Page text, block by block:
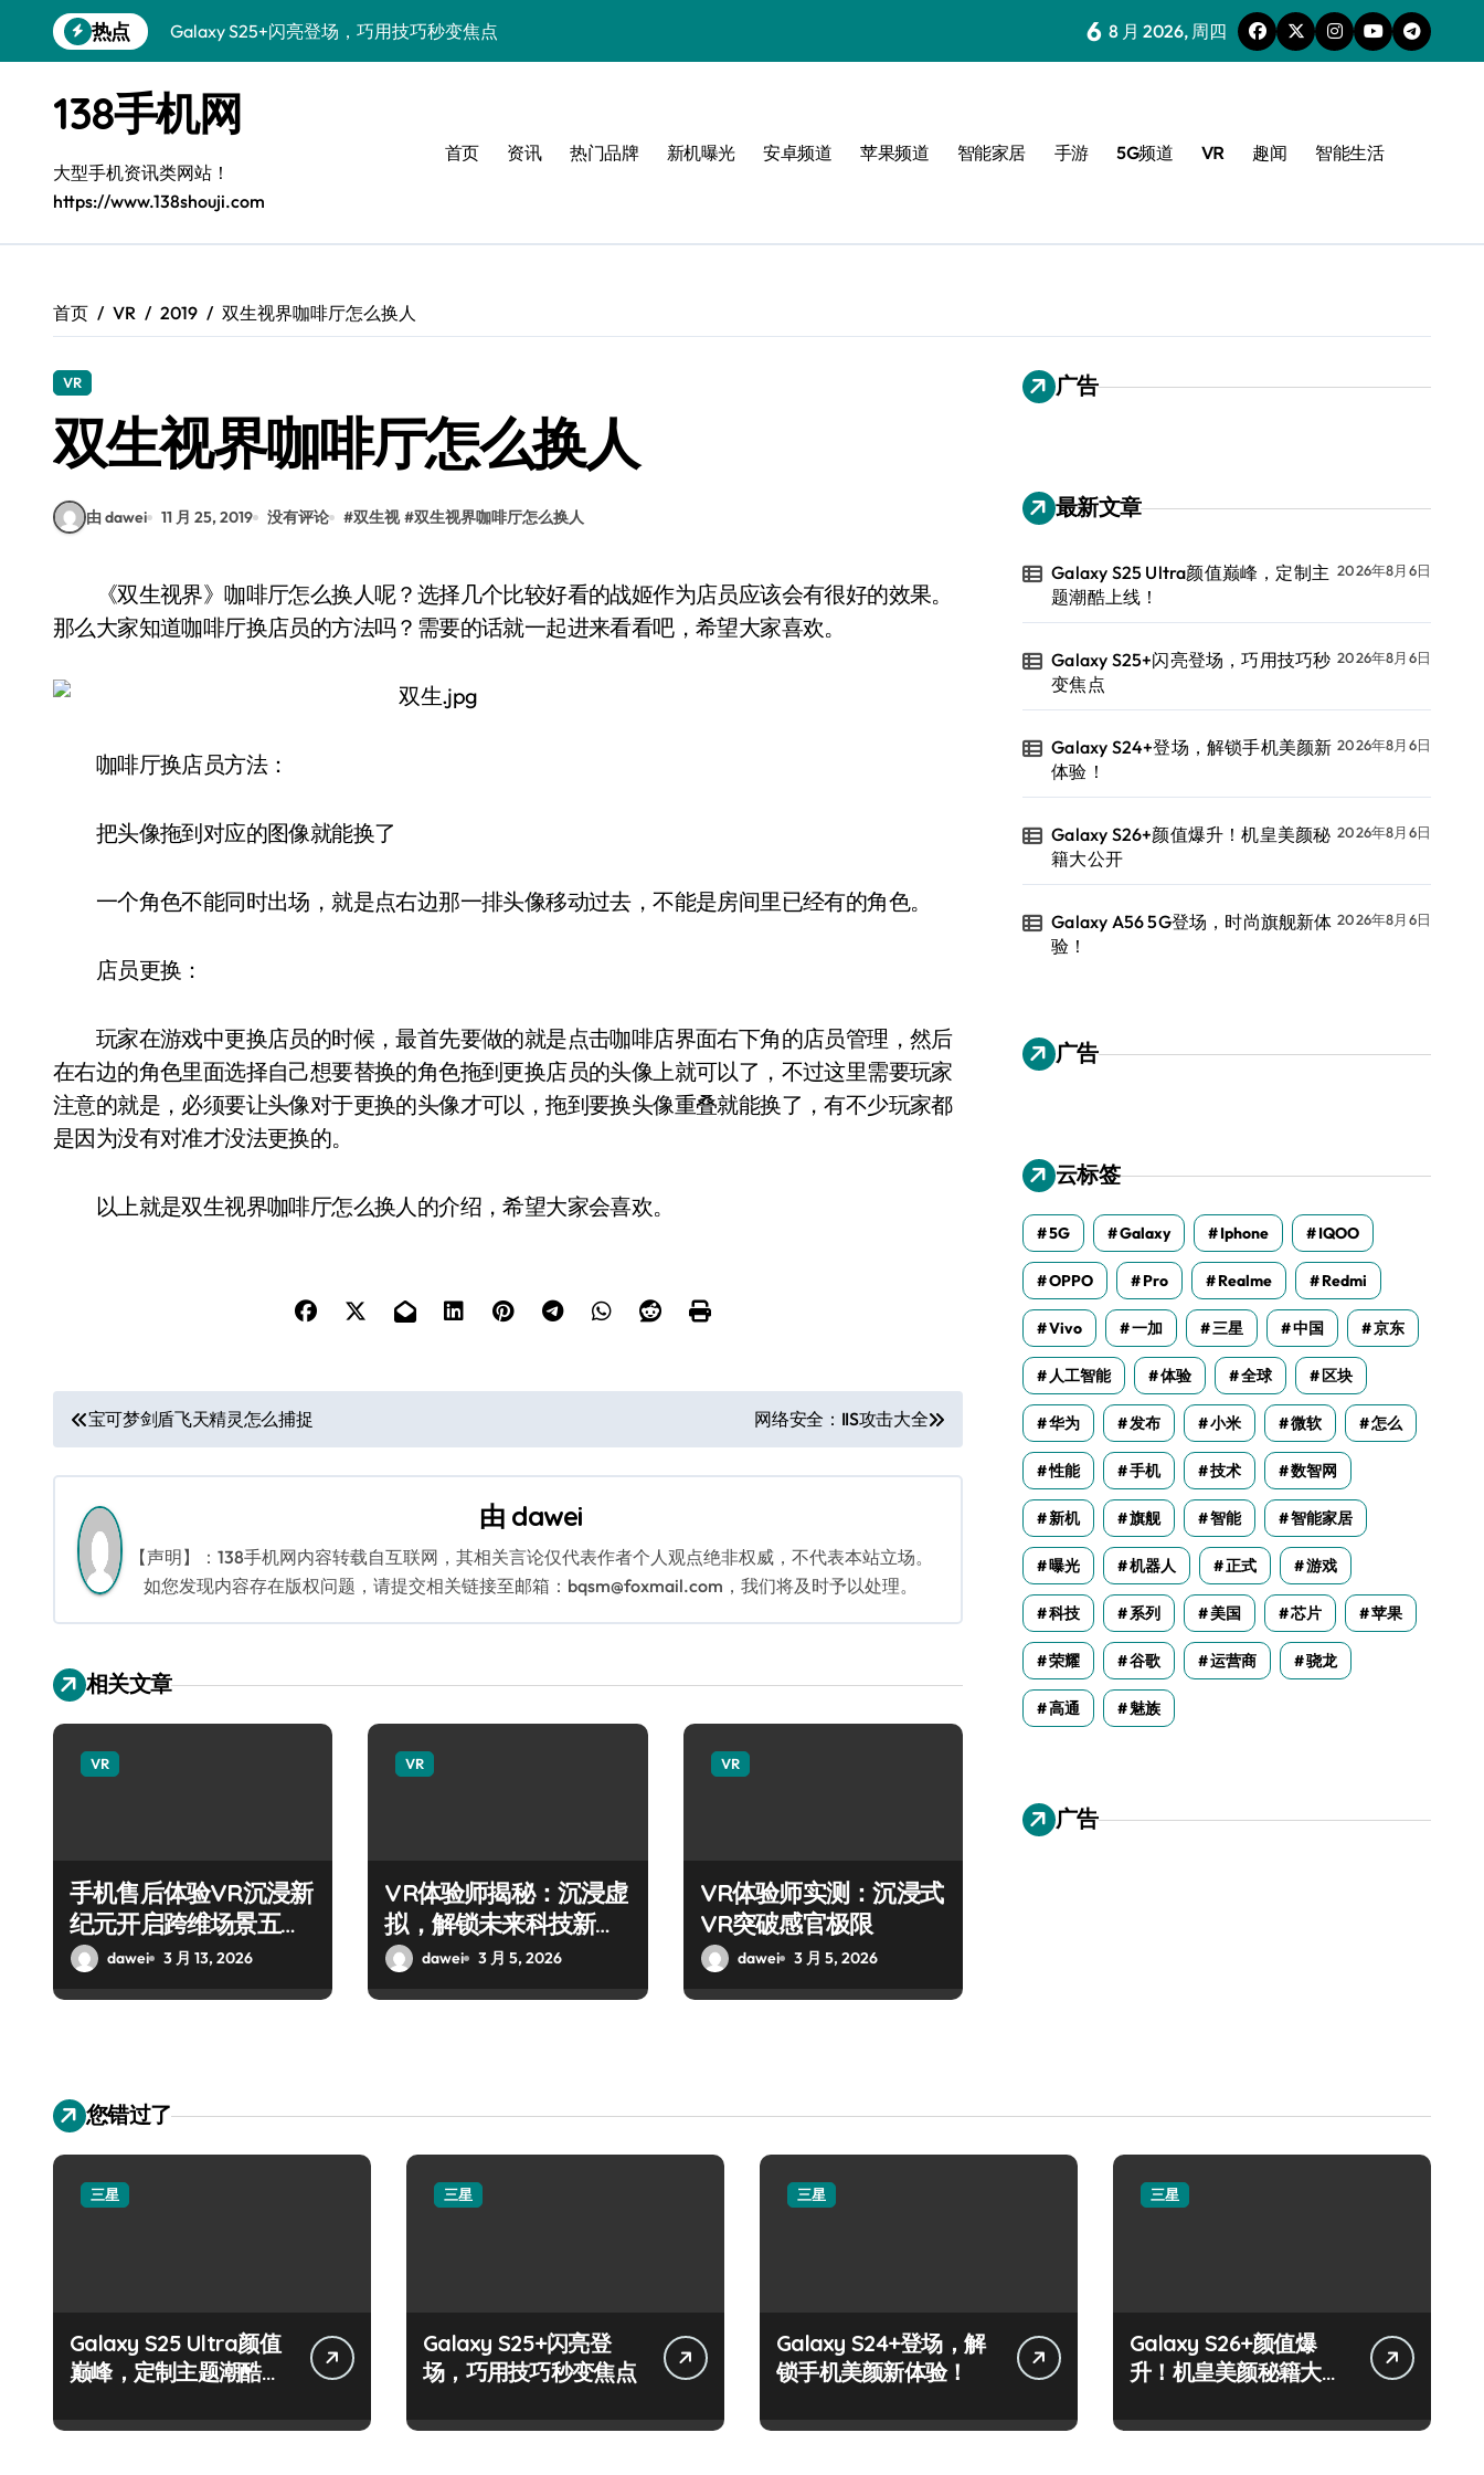
到
热点
Galaxy S25+闪亮登场，巧用技巧秒变焦点
Galaxy S26+颜值爆升！机皇美颜秘籍大公开
Galaxy A56 5G登场，时尚旗舰新体验！
三星S26售后指南：个性美化一键搞定
Galaxy S25美颜秘籍，个性定制炫酷玩法
Galaxy C55 5G登场，演绎三星美学新巅峰
Galaxy S25 Ultra颜值巅峰，定制主题潮酷上线！
6 8 月 2026, 周四
138手机网
大型手机资讯类网站！
https://www.138shouji.com
首页 资讯 热门品牌 新机曝光 安卓频道 苹果频道 智能家居 手游 5G频道 VR 趣闻 智能生活
首页 VR 2019 双生视界咖啡厅怎么换人
VR
双生视界咖啡厅怎么换人
由 dawei 11 月 25, 2019 没有评论 #双生视 #双生视界咖啡厅怎么换人
《双生视界》咖啡厅怎么换人呢？选择几个比较好看的战姬作为店员应该会有很好的效果。
那么大家知道咖啡厅换店员的方法吗？需要的话就一起进来看看吧，希望大家喜欢。
咖啡厅换店员方法：
把头像拖到对应的图像就能换了
一个角色不能同时出场，就是点右边那一排头像移动过去，不能是房间里已经有的角色。
店员更换：
玩家在游戏中更换店员的时候，最首先要做的就是点击咖啡店界面右下角的店员管理，然后
在右边的角色里面选择自己想要替换的角色拖到更换店员的头像上就可以了，不过这里需要玩家
注意的就是，必须要让头像对于更换的头像才可以，拖到要换头像重叠就能换了，有不少玩家都
是因为没有对准才没法更换的。
以上就是双生视界咖啡厅怎么换人的介绍，希望大家会喜欢。
文
章
导
航
宝可梦剑盾飞天精灵怎么捕捉 网络安全：IIS攻击大全
由 dawei
【声明】：138手机网内容转载自互联网，其相关言论仅代表作者个人观点绝非权威，不代表本站立场。
如您发现内容存在版权问题，请提交相关链接至邮箱：bqsm@foxmail.com，我们将及时予以处理。
相关文章
VR
手机售后体验VR沉浸新
纪元开启跨维场景五感
狂欢dawei 3 月 13, 2026
VR
VR体验师揭秘：沉浸虚
拟，解锁未来科技新玩
法！dawei 3 月 5, 2026
VR
VR体验师实测：沉浸式
VR突破感官极限
dawei 3 月 5, 2026
广告
最新文章
Galaxy S25 Ultra颜值巅峰，定制主
题潮酷上线！
2026年8月6日
Galaxy S25+闪亮登场，巧用技巧秒
变焦点
2026年8月6日
Galaxy S24+登场，解锁手机美颜新
体验！
2026年8月6日
Galaxy S26+颜值爆升！机皇美颜秘
籍大公开
2026年8月6日
Galaxy A56 5G登场，时尚旗舰新体
验！
2026年8月6日
广告
云标签
5G Galaxy Iphone IQOO
OPPO Pro Realme Redmi
Vivo 一加 三星 中国 京东
人工智能 体验 全球 区块
华为 发布 小米 微软 怎么
性能 手机 技术 数智网
新机 旗舰 智能 智能家居
曝光 机器人 正式 游戏
科技 系列 美国 芯片 苹果
荣耀 谷歌 运营商 骁龙
高通 魅族
广告
您错过了
三星
Galaxy S25 Ultra颜值
巅峰，定制主题潮酷上
三星
Galaxy S25+闪亮登
场，巧用技巧秒变焦点
三星
Galaxy S24+登场，解
锁手机美颜新体验！
三星
Galaxy S26+颜值爆
升！机皇美颜秘籍大公